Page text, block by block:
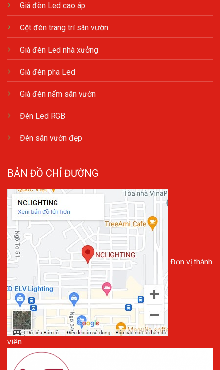
Giá đèn Led cao áp
Cột đèn trang trí sân vườn
Giá đèn Led nhà xưởng
Giá đèn pha Led
Giá đèn nấm sân vườn
Đèn Led RGB
Đèn sân vườn đẹp
BẢN ĐỒ CHỈ ĐƯỜNG
Đơn vị thành
viên